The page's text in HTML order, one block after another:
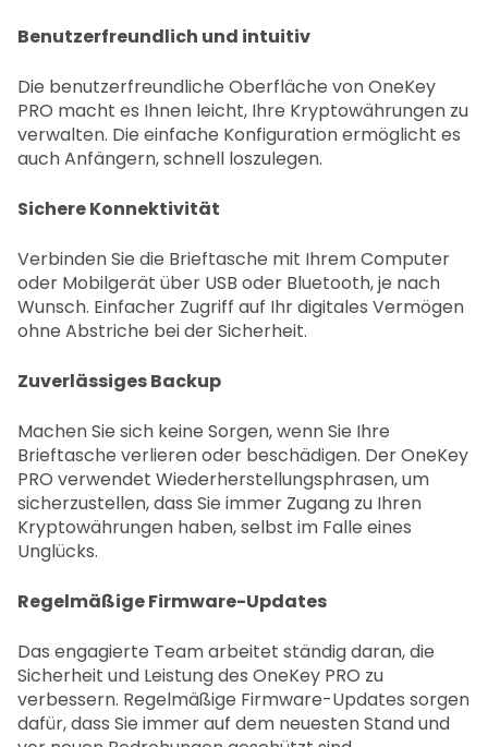
Benutzerfreundlich und intuitiv
Die benutzerfreundliche Oberfläche von OneKey
PRO macht es Ihnen leicht, Ihre Kryptowährungen zu
verwalten. Die einfache Konfiguration ermöglicht es
auch Anfängern, schnell loszulegen.
Sichere Konnektivität
Verbinden Sie die Brieftasche mit Ihrem Computer
oder Mobilgerät über USB oder Bluetooth, je nach
Wunsch. Einfacher Zugriff auf Ihr digitales Vermögen
ohne Abstriche bei der Sicherheit.
Zuverlässiges Backup
Machen Sie sich keine Sorgen, wenn Sie Ihre
Brieftasche verlieren oder beschädigen. Der OneKey
PRO verwendet Wiederherstellungsphrasen, um
sicherzustellen, dass Sie immer Zugang zu Ihren
Kryptowährungen haben, selbst im Falle eines
Unglücks.
Regelmäßige Firmware-Updates
Das engagierte Team arbeitet ständig daran, die
Sicherheit und Leistung des OneKey PRO zu
verbessern. Regelmäßige Firmware-Updates sorgen
dafür, dass Sie immer auf dem neuesten Stand und